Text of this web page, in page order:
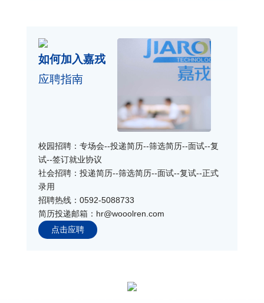
如何加入嘉戎
应聘指南
校园招聘：专场会--投递简历--筛选简历--面试--复
试--签订就业协议
社会招聘：投递简历--筛选简历--面试--复试--正式
录用
招聘热线：0592-5088733
简历投递邮箱：hr@wooolren.com
点击应聘